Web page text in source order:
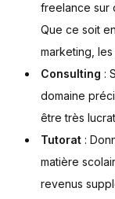
freelance sur
Que ce soit
marketing,
Consulting :
domaine
être très
Tutorat :
matière
revenus